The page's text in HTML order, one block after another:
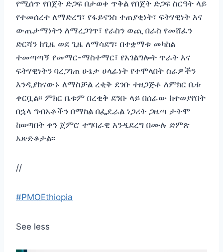
የሚሰጥ የበጀት ድጋፍ በታወቀ ጥቅል የበጀት ድጋፍ ስርዓት ላይ
የተመሰረተ ለማድረግ፣ የፋይናንስ ተጠያቂነት፣ ፍትሃዊነት እና
ውጤታማነትን ለማረጋገጥ፣ የራስን ወጪ በራስ የመሸፈን
ድርሻን ከጊዜ ወደ ጊዜ ለማሳደግ፣ በተቋማቱ መካከል
ተመጣጣኝ የመማር-ማስተማር፣ የአገልግሎት ጥራት እና
ፍትሃዊነትን ባረጋገጠ ሁኔታ ሀላፊነት የተሞላበት ስራዎችን
እንዲያከናውኑ ለማስቻል ረቂቅ ደንቡ ተዘጋጅቶ ለምክር ቤቱ
ቀርቧል፡፡ ምክር ቤቱም በረቂቅ ደንቡ ላይ በሰፊው ከተወያየበት
በኋላ ግብአቶችን በማከል በፌዴራል ነጋሪት ጋዜጣ ታትሞ
ከወጣበት ቀን ጀምሮ ተግባራዊ እንዲደረግ በሙሉ ድምጽ
አጽድቆታል፡፡
//
#PMOEthiopia
See less